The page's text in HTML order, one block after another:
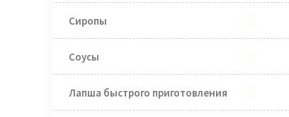
Сиропы
Соусы
Лапша быстрого приготовления